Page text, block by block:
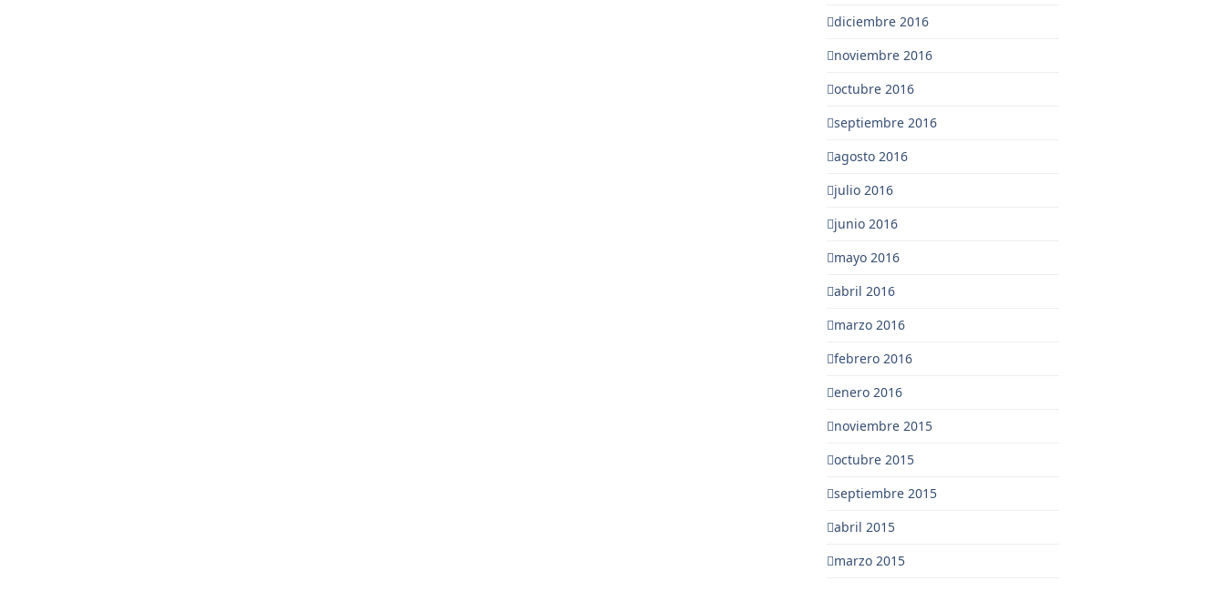
diciembre 2016
noviembre 2016
octubre 2016
septiembre 2016
agosto 2016
julio 2016
junio 2016
mayo 2016
abril 2016
marzo 2016
febrero 2016
enero 2016
noviembre 2015
octubre 2015
septiembre 2015
abril 2015
marzo 2015